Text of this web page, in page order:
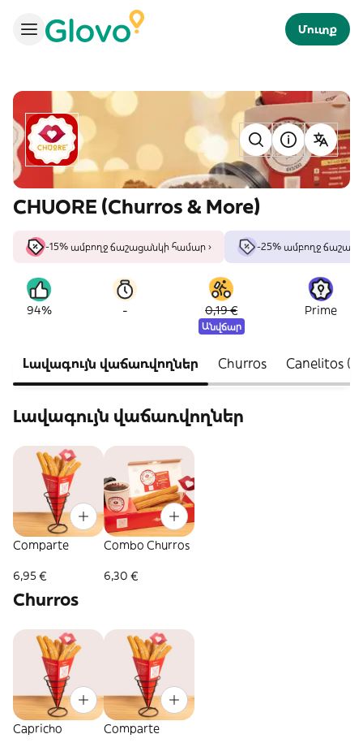
Մուտք
CHUORE (Churros & More)
-15% ամբողջ ճաշացանկի համար › -25% ամբողջ
94% - 0,19 €
Անվճար
Prime
Լավագույն վաճառվողներ Churros Canelitos
Լավագույն վաճառվողներ
Comparte
6,95 €
Combo Churros
6,30 €
Churros
Capricho Comparte